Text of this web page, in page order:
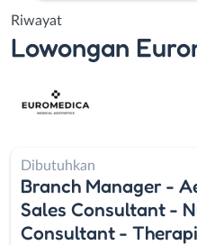
Riwayat
Lowongan
Dibutuhkan
Branch Manager -
Sales Consultant -
Consultant -